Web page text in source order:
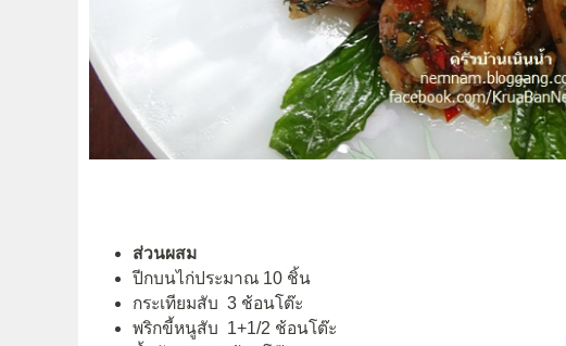
ส่วนผสม
ปีกบนไก่ประมาณ 10 ชิ้น
กระเทียมสับ 3 ช้อนโต๊ะ
พริกขี้หนูสับ 1+1/2 ช้อนโต๊ะ